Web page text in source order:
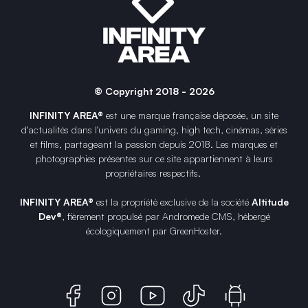
© Copyright 2018 - 2026
INFINITY AREA® est une marque française déposée, un site
d'actualités dans l'univers du gaming, high tech, cinémas, séries
et films, partageant la passion depuis 2018. Les marques et
photographies présentes sur ce site appartiennent à leurs
propriétaires respectifs.
INFINITY AREA® est la propriété exclusive de la société Altitude
Dev®, fièrement propulsé par Andromede CMS, hébergé
écologiquement par GreenHoster.